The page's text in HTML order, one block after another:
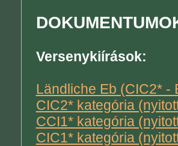
Versenykiírások:
Ländliche Eb (CIC2* -
CIC2* kategória
CCI1* kategória
CIC1* kategória